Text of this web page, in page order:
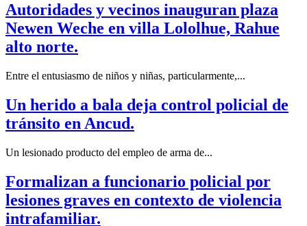
Autoridades y vecinos inauguran plaza
Newen Weche en villa Lololhue, Rahue
alto norte.
Entre el entusiasmo de niños y niñas, particularmente,...
Un herido a bala deja control policial de
tránsito en Ancud.
Un lesionado producto del empleo de arma de...
Formalizan a funcionario policial por
lesiones graves en contexto de violencia
intrafamiliar.